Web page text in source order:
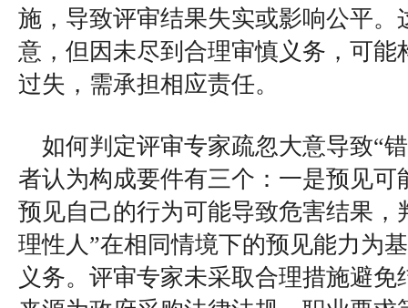
施，导致评审结果失实或影响公平。
意，但因未尽到合理审慎义务，可能
过失，需承担相应责任。
如何判定评审专家疏忽大意导致“
者认为构成要件有三个：一是预见可
预见自己的行为可能导致危害结果，
理性人”在相同情境下的预见能力为
义务。评审专家未采取合理措施避